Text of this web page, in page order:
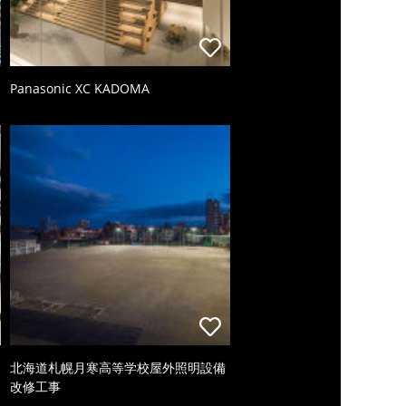
Panasonic XC KADOMA
北海道札幌月寒高等学校屋外照明設備
改修工事